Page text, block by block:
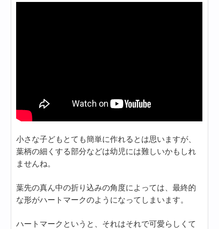
小さな子どもとても簡単に作れるとは思いますが、
葉柄の細くする部分などは幼児には難しいかもしれ
ませんね。
葉先の真ん中の折り込みの角度によっては、最終的
な形がハートマークのようになってしまいます。
ハートマークというと、それはそれで可愛らしくて